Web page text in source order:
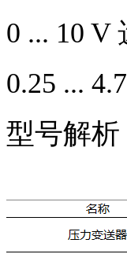
0 ... 10 V
0.25 ...
型号解析